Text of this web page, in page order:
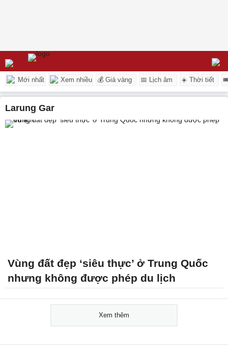
Mới nhất Xem nhiều 💰 Giá vàng 📅 Lịch âm ☀️ Thời tiết
Larung Gar
Vùng đất đẹp ‘siêu thực’ ở Trung Quốc
nhưng không được phép du lịch
Xem thêm